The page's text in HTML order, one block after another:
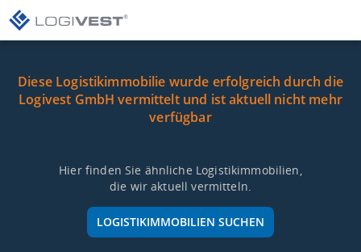
Diese Logistikimmobilie wurde erfolgreich durch die
Logivest GmbH vermittelt und ist aktuell nicht mehr
verfügbar
Hier finden Sie ähnliche Logistikimmobilien,
die wir aktuell vermitteln.
LOGISTIKIMMOBILIEN SUCHEN